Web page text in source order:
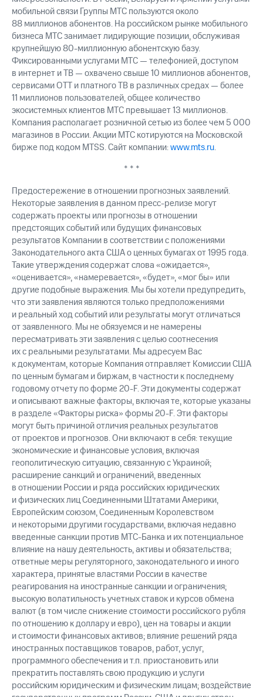
мобильной связи Группы МТС пользуются около
88 миллионов абонентов. На российском рынке мобильного
бизнеса МТС занимает лидирующие позиции, обслуживая
крупнейшую 80-миллионную абонентскую базу.
Фиксированными услугами МТС — телефонией, доступом
в интернет и ТВ — охвачено свыше 10 миллионов абонентов,
сервисами OTT и платного ТВ в различных средах — более
11 миллионов пользователей, общее количество
экосистемных клиентов МТС превышает 13 миллионов.
Компания располагает розничной сетью из более чем 5 000
магазинов в России. Акции МТС котируются на Московской
бирже под кодом MTSS. Сайт компании:www.mts.ru.
* * *
Предостережение в отношении прогнозных заявлений.
Некоторые заявления в данном пресс-релизе могут
содержать проекты или прогнозы в отношении
предстоящих событий или будущих финансовых
результатов Компании в соответствии с положениями
Законодательного акта США о ценных бумагах от 1995 года.
Такие утверждения содержат слова «ожидается»,
«оценивается», «намеревается», «будет», «мог бы» или
другие подобные выражения. Мы бы хотели предупредить,
что эти заявления являются только предположениями
и реальный ход событий или результаты могут отличаться
от заявленного. Мы не обязуемся и не намерены
пересматривать эти заявления с целью соотнесения
их с реальными результатами. Мы адресуем Вас
к документам, которые Компания отправляет Комиссии США
по ценным бумагам и биржам, в частности к последнему
годовому отчету по форме 20-F. Эти документы содержат
и описывают важные факторы, включая те, которые указаны
в разделе «Факторы риска» формы 20-F. Эти факторы
могут быть причиной отличия реальных результатов
от проектов и прогнозов. Они включают в себя: текущие
экономические и финансовые условия, включая
геополитическую ситуацию, связанную с Украиной;
расширение санкций и ограничений, введенных
в отношении России и ряда российских юридических
и физических лиц Соединенными Штатами Америки,
Европейским союзом, Соединенным Королевством
и некоторыми другими государствами, включая недавно
введенные санкции против МТС-Банка и их потенциальное
влияние на нашу деятельность, активы и обязательства;
ответные меры регуляторного, законодательного и иного
характера, принятые властями России в качестве
реагирования на иностранные санкции и ограничения;
высокую волатильность учетных ставок и курсов обмена
валют (в том числе снижение стоимости российского рубля
по отношению к доллару и евро), цен на товары и акции
и стоимости финансовых активов; влияние решений ряда
иностранных поставщиков товаров, работ, услуг,
программного обеспечения и т.п. приостановить или
прекратить поставлять свою продукцию и услуги
российским юридическим и физическим лицам; воздействие